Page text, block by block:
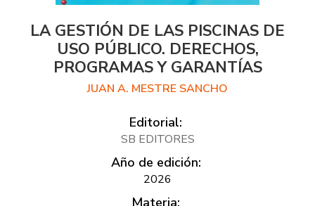
LA GESTIÓN DE LAS PISCINAS DE
USO PÚBLICO. DERECHOS,
PROGRAMAS Y GARANTÍAS
JUAN A. MESTRE SANCHO
Editorial:
SB EDITORES
Año de edición:
2026